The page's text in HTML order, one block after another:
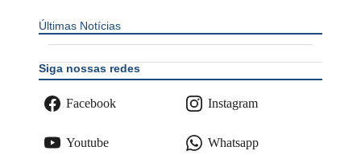
Últimas Notícias
Siga nossas redes
Facebook Instagram
Youtube Whatsapp